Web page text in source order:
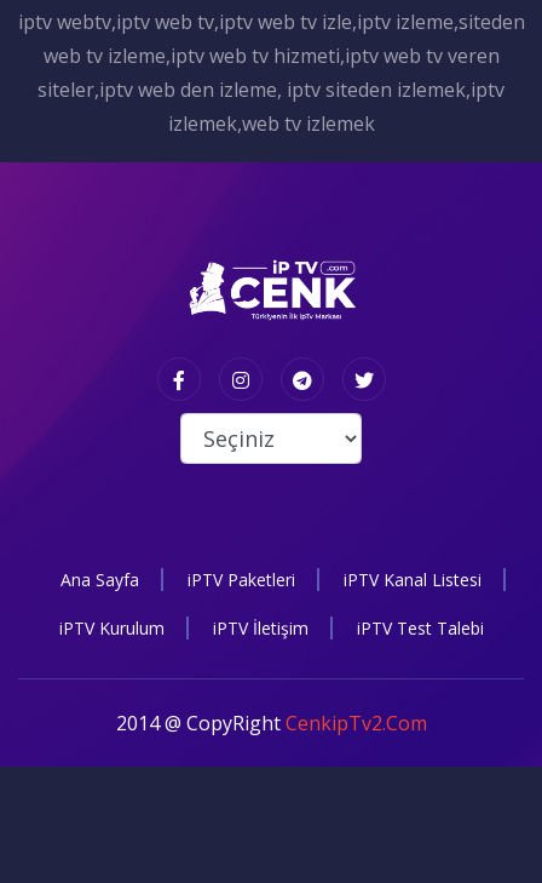
iptv webtv,iptv web tv,iptv web tv izle,iptv izleme,siteden
web tv izleme,iptv web tv hizmeti,iptv web tv veren
siteler,iptv web den izleme, iptv siteden izlemek,iptv
izlemek,web tv izlemek
Ana Sayfa iPTV Paketleri iPTV Kanal Listesi
iPTV Kurulum iPTV İletişim iPTV Test Talebi
2014 @ CopyRightCenkipTv2.Com